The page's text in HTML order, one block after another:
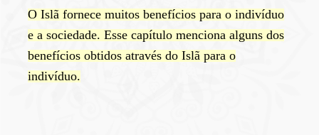
O Islã fornece muitos benefícios para o indivíduo
e a sociedade. Esse capítulo menciona alguns dos
benefícios obtidos através do Islã para o
indivíduo.